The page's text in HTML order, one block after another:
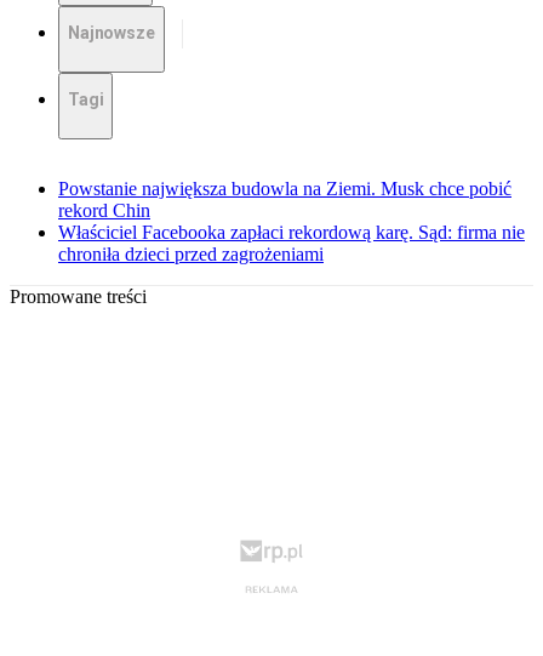
Najnowsze
Tagi
Powstanie największa budowla na Ziemi. Musk chce pobić
rekord Chin
Właściciel Facebooka zapłaci rekordową karę. Sąd: firma nie
chroniła dzieci przed zagrożeniami
Promowane treści